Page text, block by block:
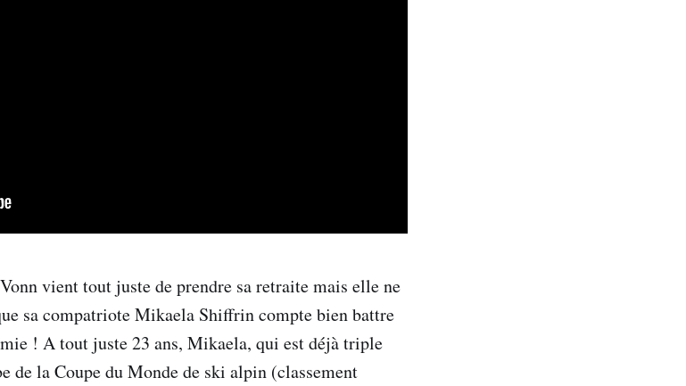
vient tout juste de prendre sa retraite mais elle ne
sa compatriote Mikaela Shiffrin compte bien battre
! A tout juste 23 ans, Mikaela, qui est déjà triple
de la Coupe du Monde de ski alpin (classement